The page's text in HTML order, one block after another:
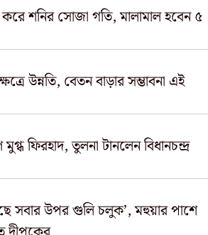
শনির সোজা গতি, মালামাল হবেন ৫
উন্নতি, বেতন বাড়ার সম্ভাবনা এই
ফিরহাদ, তুলনা টানলেন বিধানচন্দ্র
সবার উপর গুলি চলুক’, মহুয়ার পাশে